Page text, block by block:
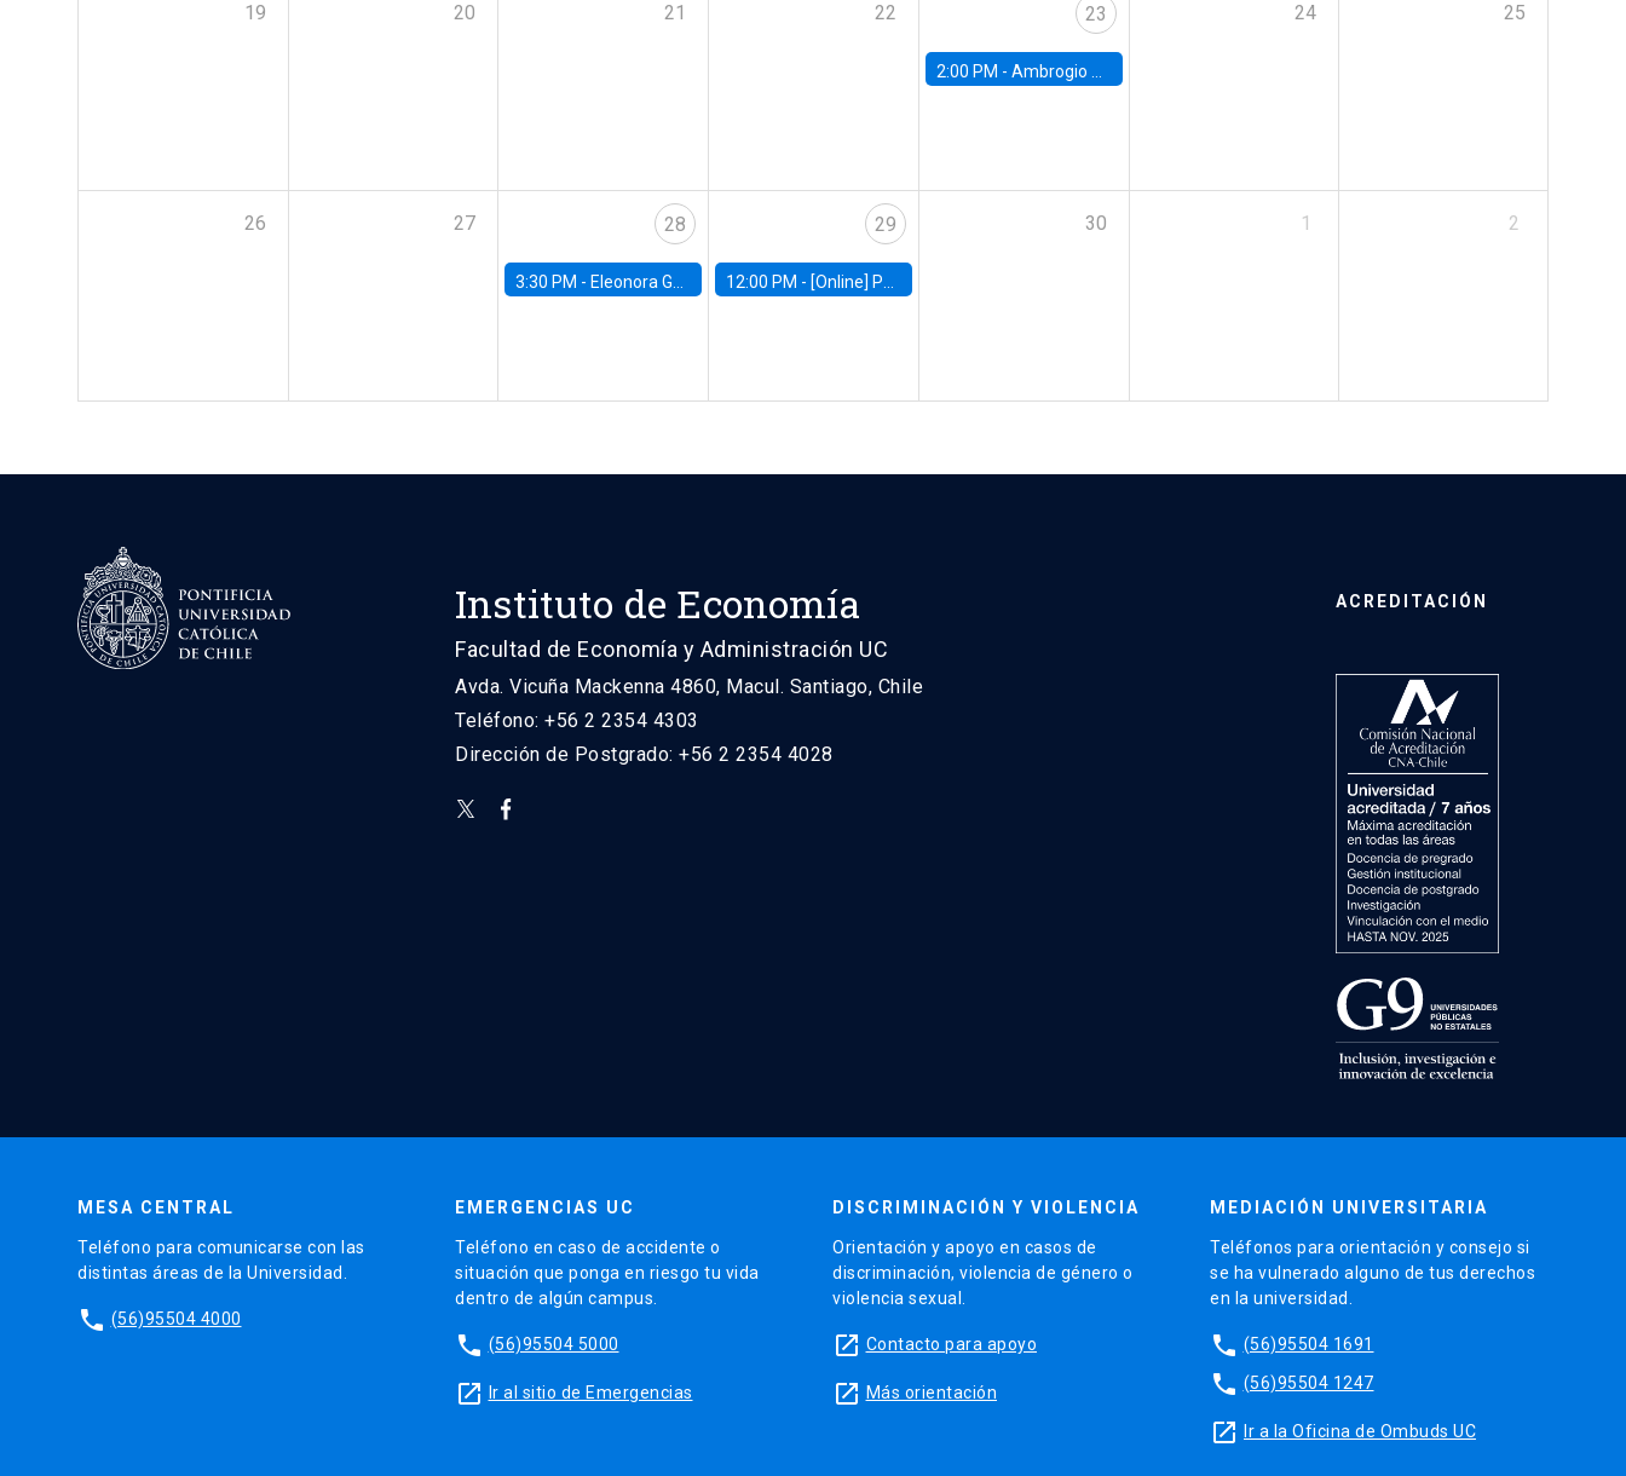
19 20 21 22 23
2:00 PM - Ambrogio Cesa-Bianchi, Bank of England
24 25
26 27 28
3:30 PM - Eleonora Guarnieri, Exeter University
29
12:00 PM - [Online] Pablo Slutzky, University of Maryland
30 1 2
Instituto de Economía
Facultad de Economía y Administración UC
Avda. Vicuña Mackenna 4860, Macul. Santiago, Chile
Teléfono: +56 2 2354 4303
Dirección de Postgrado: +56 2 2354 4028
ACREDITACIÓN
MESA CENTRAL
Teléfono para comunicarse con las
distintas áreas de la Universidad.
phone (56)95504 4000
EMERGENCIAS UC
Teléfono en caso de accidente o
situación que ponga en riesgo tu vida
dentro de algún campus.
phone (56)95504 5000
launch Ir al sitio de Emergencias
DISCRIMINACIÓN Y VIOLENCIA
Orientación y apoyo en casos de
discriminación, violencia de género o
violencia sexual.
launch Contacto para apoyo
launch Más orientación
MEDIACIÓN UNIVERSITARIA
Teléfonos para orientación y consejo si
se ha vulnerado alguno de tus derechos
en la universidad.
phone (56)95504 1691
phone (56)95504 1247
launch Ir a la Oficina de Ombuds UC